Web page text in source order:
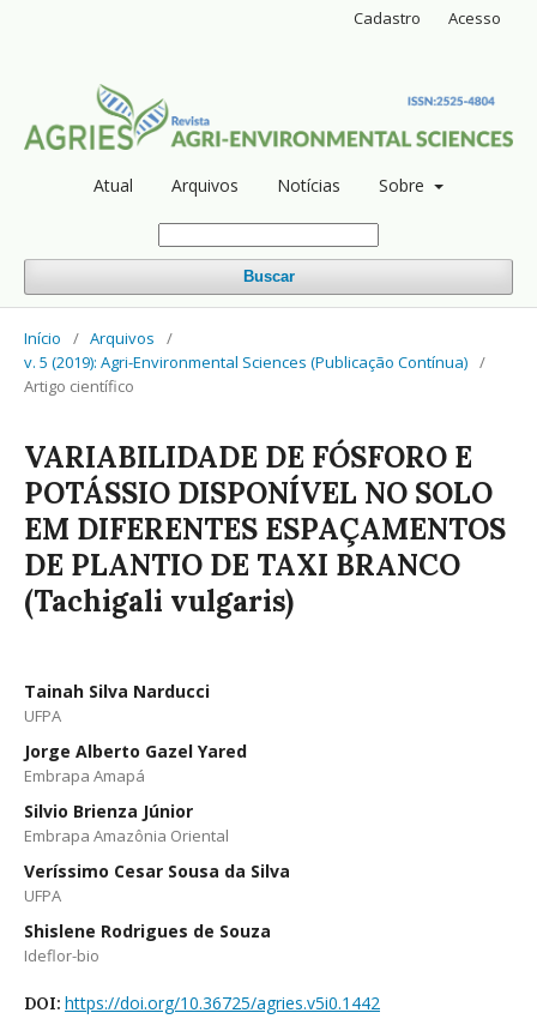
Atual Arquivos Notícias Sobre
Buscar
Cadastro Acesso
Início / Arquivos
/
v. 5 (2019): Agri-Environmental Sciences (Publicação Contínua) /
Artigo científico
VARIABILIDADE DE FÓSFORO E
POTÁSSIO DISPONÍVEL NO SOLO
EM DIFERENTES ESPAÇAMENTOS
DE PLANTIO DE TAXI BRANCO
(Tachigali vulgaris)
Tainah Silva Narducci
UFPA
Jorge Alberto Gazel Yared
Embrapa Amapá
Silvio Brienza Júnior
Embrapa Amazônia Oriental
Veríssimo Cesar Sousa da Silva
UFPA
Shislene Rodrigues de Souza
Ideflor-bio
DOI: https://doi.org/10.36725/agries.v5i0.1442